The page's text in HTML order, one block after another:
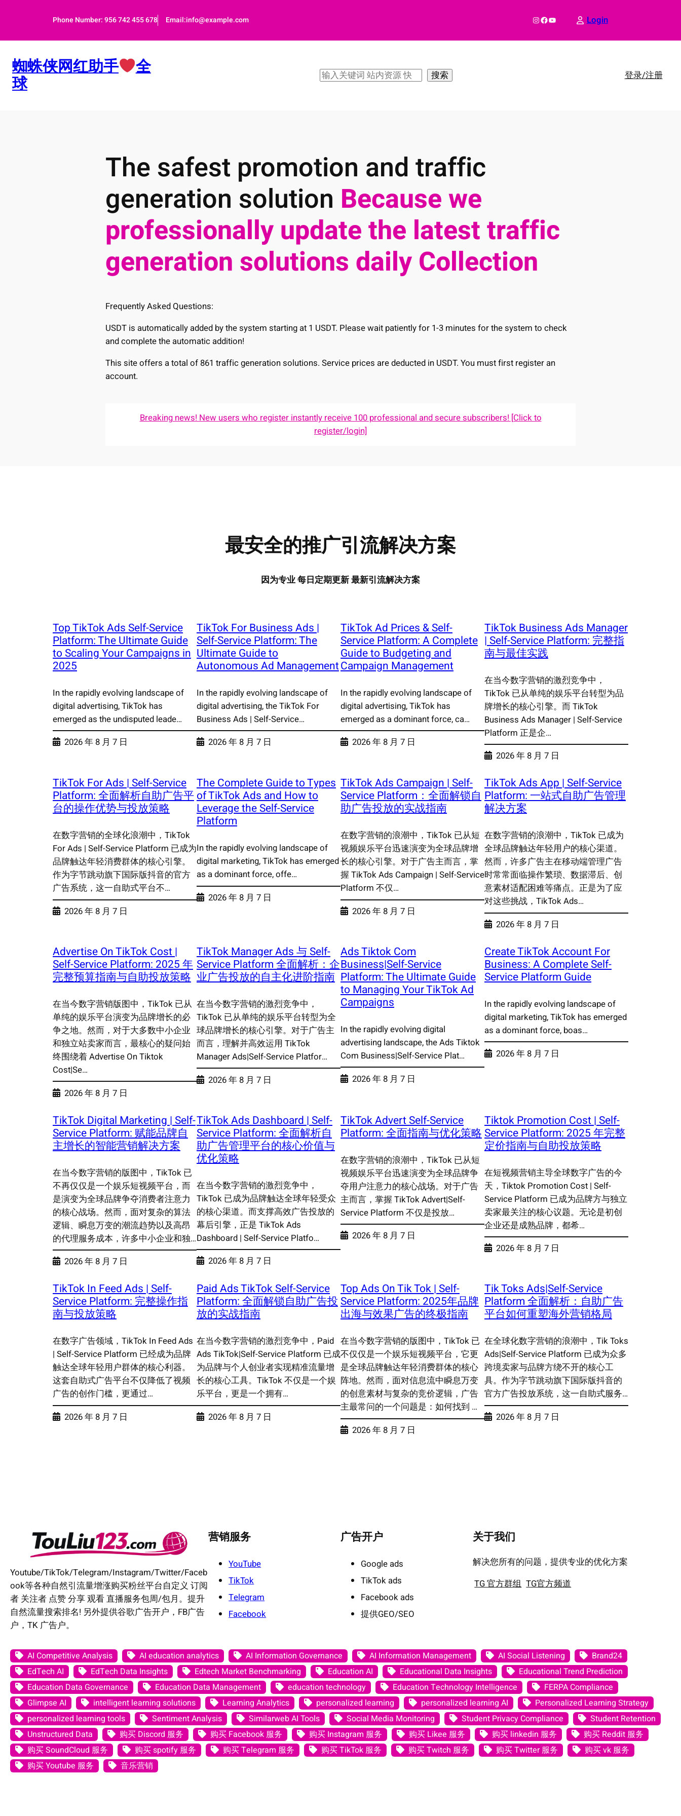
Phone Number: 956 742 455 678 Email:info@example.com InstagramFacebook YouTube Login
蜘蛛侠网红助手 全
球
搜
搜索 登录/注册
The safest promotion and traffic
generation solution Because we
professionally update the latest traffic
generation solutions daily Collection
Frequently Asked Questions:
USDT is automatically added by the system starting at 1 USDT. Please wait patiently for 1-3 minutes for the system to check
and complete the automatic addition!
This site offers a total of 861 traffic generation solutions. Service prices are deducted in USDT. You must first register an
account.
Breaking news! New users who register instantly receive 100 professional and secure subscribers! [Click to
register/login]
最安全的推广引流解决方案
因为专业 每日定期更新 最新引流解决方案
Top TikTok Ads Self-Service
Platform: The Ultimate Guide
to Scaling Your Campaigns in
2025
In the rapidly evolving landscape of
digital advertising, TikTok has
emerged as the undisputed leade…
2026 年 8 月 7 日
TikTok For Business Ads |
Self-Service Platform: The
Ultimate Guide to
Autonomous Ad Management
In the rapidly evolving landscape of
digital advertising, the TikTok For
Business Ads | Self-Service…
2026 年 8 月 7 日
TikTok Ad Prices & Self-
Service Platform: A Complete
Guide to Budgeting and
Campaign Management
In the rapidly evolving landscape of
digital advertising, TikTok has
emerged as a dominant force, ca…
2026 年 8 月 7 日
TikTok Business Ads Manager
| Self-Service Platform: 完整指
南与最佳实践
在当今数字营销的激烈竞争中，
TikTok 已从单纯的娱乐平台转型为品
牌增长的核心引擎。而 TikTok
Business Ads Manager | Self-Service
Platform 正是企…
2026 年 8 月 7 日
TikTok For Ads | Self-Service
Platform: 全面解析自助广告平
台的操作优势与投放策略
在数字营销的全球化浪潮中，TikTok
For Ads | Self-Service Platform 已成为
品牌触达年轻消费群体的核心引擎。
作为字节跳动旗下国际版抖音的官方
广告系统，这一自助式平台不…
2026 年 8 月 7 日
The Complete Guide to Types
of TikTok Ads and How to
Leverage the Self-Service
Platform
In the rapidly evolving landscape of
digital marketing, TikTok has emerged
as a dominant force, offe…
2026 年 8 月 7 日
TikTok Ads Campaign | Self-
Service Platform：全面解锁自
助广告投放的实战指南
在数字营销的浪潮中，TikTok 已从短
视频娱乐平台迅速演变为全球品牌增
长的核心引擎。对于广告主而言，掌
握 TikTok Ads Campaign | Self-Service
Platform 不仅…
2026 年 8 月 7 日
TikTok Ads App | Self-Service
Platform: 一站式自助广告管理
解决方案
在数字营销的浪潮中，TikTok 已成为
全球品牌触达年轻用户的核心渠道。
然而，许多广告主在移动端管理广告
时常常面临操作繁琐、数据滞后、创
意素材适配困难等痛点。正是为了应
对这些挑战，TikTok Ads…
2026 年 8 月 7 日
Advertise On TikTok Cost |
Self-Service Platform: 2025 年
完整预算指南与自助投放策略
在当今数字营销版图中，TikTok 已从
单纯的娱乐平台演变为品牌增长的必
争之地。然而，对于大多数中小企业
和独立站卖家而言，最核心的疑问始
终围绕着 Advertise On Tiktok
Cost|Se…
2026 年 8 月 7 日
TikTok Manager Ads 与 Self-
Service Platform 全面解析：企
业广告投放的自主化进阶指南
在当今数字营销的激烈竞争中，
TikTok 已从单纯的娱乐平台转型为全
球品牌增长的核心引擎。对于广告主
而言，理解并高效运用 TikTok
Manager Ads|Self-Service Platfor…
2026 年 8 月 7 日
Ads Tiktok Com
Business|Self-Service
Platform: The Ultimate Guide
to Managing Your TikTok Ad
Campaigns
In the rapidly evolving digital
advertising landscape, the Ads Tiktok
Com Business|Self-Service Plat…
2026 年 8 月 7 日
Create TikTok Account For
Business: A Complete Self-
Service Platform Guide
In the rapidly evolving landscape of
digital marketing, TikTok has emerged
as a dominant force, boas…
2026 年 8 月 7 日
TikTok Digital Marketing | Self-
Service Platform: 赋能品牌自
主增长的智能营销解决方案
在当今数字营销的版图中，TikTok 已
不再仅仅是一个娱乐短视频平台，而
是演变为全球品牌争夺消费者注意力
的核心战场。然而，面对复杂的算法
逻辑、瞬息万变的潮流趋势以及高昂
的代理服务成本，许多中小企业和独…
2026 年 8 月 7 日
TikTok Ads Dashboard | Self-
Service Platform: 全面解析自
助广告管理平台的核心价值与
优化策略
在当今数字营销的激烈竞争中，
TikTok 已成为品牌触达全球年轻受众
的核心渠道。而支撑高效广告投放的
幕后引擎，正是 TikTok Ads
Dashboard | Self-Service Platfo…
2026 年 8 月 7 日
TikTok Advert Self-Service
Platform: 全面指南与优化策略
在数字营销的浪潮中，TikTok 已从短
视频娱乐平台迅速演变为全球品牌争
夺用户注意力的核心战场。对于广告
主而言，掌握 TikTok Advert|Self-
Service Platform 不仅是投放…
2026 年 8 月 7 日
Tiktok Promotion Cost | Self-
Service Platform: 2025 年完整
定价指南与自助投放策略
在短视频营销主导全球数字广告的今
天，Tiktok Promotion Cost | Self-
Service Platform 已成为品牌方与独立
卖家最关注的核心议题。无论是初创
企业还是成熟品牌，都希…
2026 年 8 月 7 日
TikTok In Feed Ads | Self-
Service Platform: 完整操作指
南与投放策略
在数字广告领域，TikTok In Feed Ads
| Self-Service Platform 已经成为品牌
触达全球年轻用户群体的核心利器。
这套自助式广告平台不仅降低了视频
广告的创作门槛，更通过…
2026 年 8 月 7 日
Paid Ads TikTok Self-Service
Platform: 全面解锁自助广告投
放的实战指南
在当今数字营销的激烈竞争中，Paid
Ads TikTok|Self-Service Platform 已成
为品牌与个人创业者实现精准流量增
长的核心工具。TikTok 不仅是一个娱
乐平台，更是一个拥有…
2026 年 8 月 7 日
Top Ads On Tik Tok | Self-
Service Platform: 2025年品牌
出海与效果广告的终极指南
在当今数字营销的版图中，TikTok 已
不仅仅是一个娱乐短视频平台，它更
是全球品牌触达年轻消费群体的核心
阵地。然而，面对信息流中瞬息万变
的创意素材与复杂的竞价逻辑，广告
主最常问的一个问题是：如何找到 …
2026 年 8 月 7 日
Tik Toks Ads|Self-Service
Platform 全面解析：自助广告
平台如何重塑海外营销格局
在全球化数字营销的浪潮中，Tik Toks
Ads|Self-Service Platform 已成为众多
跨境卖家与品牌方绕不开的核心工
具。作为字节跳动旗下国际版抖音的
官方广告投放系统，这一自助式服务…
2026 年 8 月 7 日
Youtube/TikTok/Telegram/Instagram/Twitter/Faceb
ook等各种自然引流量增涨购买粉丝平台自定义 订阅
者 关注者 点赞 分享 观看 直播服务包周/包月。提升
自然流量搜索排名! 另外提供谷歌广告开户，FB广告
户，TK 广告户。
营销服务
YouTube
TikTok
Telegram
Facebook
广告开户
Google ads
TikTok ads
Facebook ads
提供GEO/SEO
关于我们
解决您所有的问题，提供专业的优化方案
TG 官方群组 TG官方频道
AI Competitive Analysis AI education analytics AI Information Governance AI Information Management AI Social Listening
Brand24
EdTech AI
EdTech Data Insights Edtech Market Benchmarking Education AI Educational Data Insights
Educational Trend Prediction
Education Data Governance
Education Data Management education technology Education Technology Intelligence
FERPA Compliance
Glimpse AI
intelligent learning solutions Learning Analytics personalized learning personalized learning AI
Personalized Learning Strategy
personalized learning tools
Sentiment Analysis Similarweb AI Tools Social Media Monitoring Student Privacy Compliance
Student Retention
Unstructured Data
购买 Discord 服务 购买 Facebook 服务 购买 Instagram 服务 购买 Likee 服务 购买 linkedin 服务
购买 Reddit 服务
购买 SoundCloud 服务
购买 spotify 服务 购买 Telegram 服务 购买 TikTok 服务 购买 Twitch 服务 购买 Twitter 服务
购买 vk 服务
购买 Youtube 服务
音乐营销